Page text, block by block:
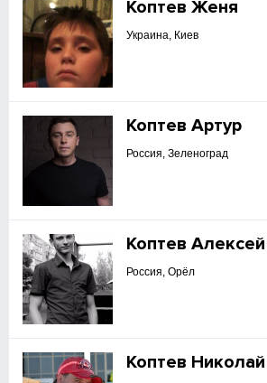
Коптев Женя
Украина, Киев
Коптев Артур
Россия, Зеленоград
Коптев Алексей
Россия, Орёл
Коптев Николай